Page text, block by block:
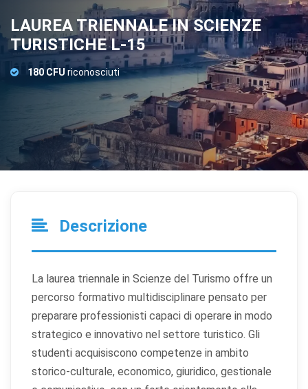
LAUREA TRIENNALE IN SCIENZE
TURISTICHE L-15
180 CFU riconosciuti
Descrizione
La laurea triennale in Scienze del Turismo offre un
percorso formativo multidisciplinare pensato per
preparare professionisti capaci di operare in modo
strategico e innovativo nel settore turistico. Gli
studenti acquisiscono competenze in ambito
storico-culturale, economico, giuridico, gestionale